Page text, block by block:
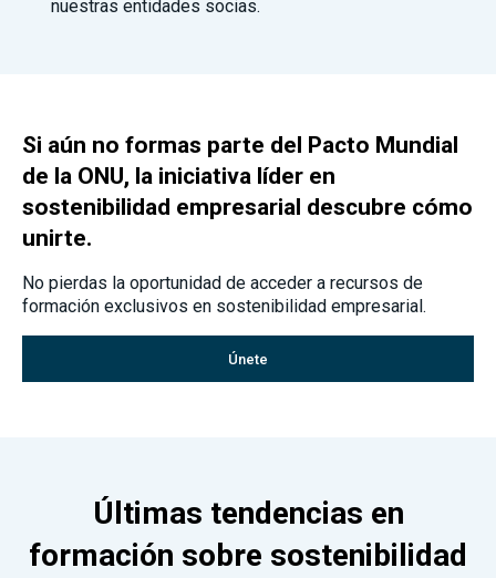
nuestras entidades socias.
Si aún no formas parte del Pacto Mundial
de la ONU, la iniciativa líder en
sostenibilidad empresarial descubre cómo
unirte.
No pierdas la oportunidad de acceder a recursos de
formación exclusivos en sostenibilidad empresarial.
Únete
Últimas tendencias en
formación sobre sostenibilidad